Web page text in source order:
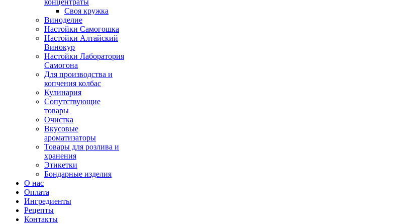
концентраты
Своя кружка
Виноделие
Настойки Самогошка
Настойки Алтайский
Винокур
Настойки Лаборатория
Самогона
Для производства и
копчения колбас
Кулинария
Сопутствующие
товары
Очистка
Вкусовые
ароматизаторы
Товары для розлива и
хранения
Этикетки
Бондарные изделия
О нас
Оплата
Ингредиенты
Рецепты
Контакты